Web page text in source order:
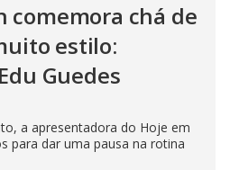
comemora chá de
estilo:
Guedes
a apresentadora do Hoje em
para dar uma pausa na rotina